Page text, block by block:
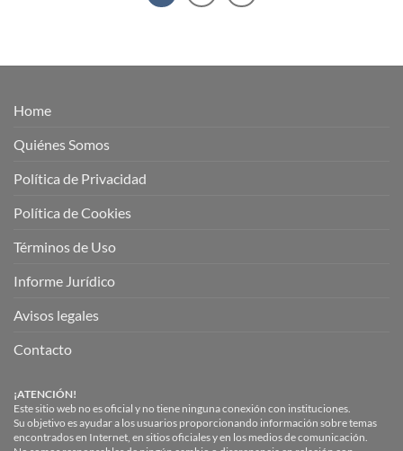
Home
Quiénes Somos
Política de Privacidad
Política de Cookies
Términos de Uso
Informe Jurídico
Avisos legales
Contacto
¡ATENCIÓN!
Este sitio web no es oficial y no tiene ninguna conexión con instituciones.
Su objetivo es ayudar a los usuarios proporcionando información sobre temas
encontrados en Internet, en sitios oficiales y en los medios de comunicación.